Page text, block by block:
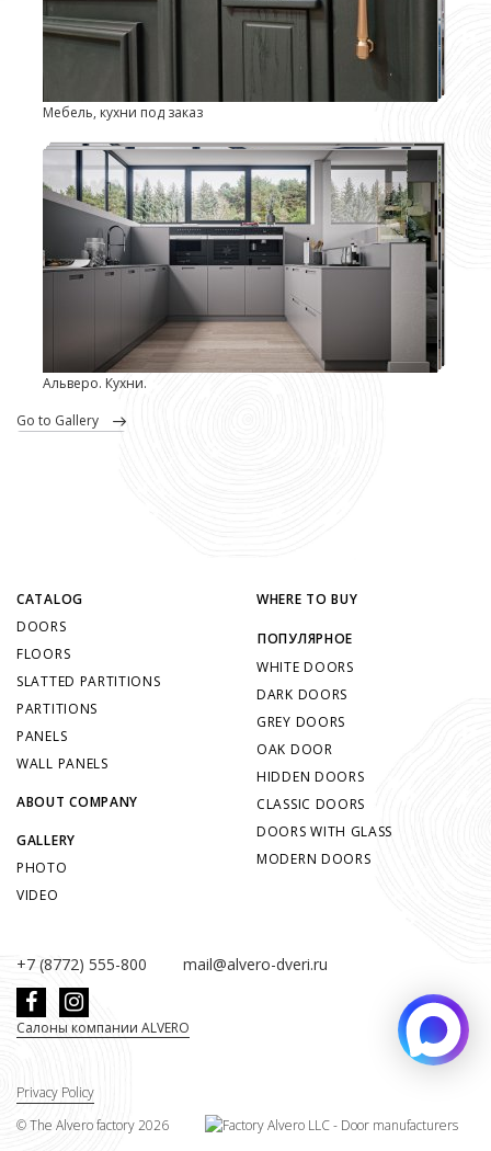
Мебель, кухни под заказ
Альверо. Кухни.
go to Gallery
+7 (8772) 555-800 mail@alvero-dveri.ru
Салоны компании ALVERO
CATALOG
DOORS
FLOORS
SLATTED PARTITIONS
PARTITIONS
PANELS
WALL PANELS
ABOUT COMPANY
GALLERY
PHOTO
VIDEO
WHERE TO BUY
ПОПУЛЯРНОЕ
WHITE DOORS
DARK DOORS
GREY DOORS
OAK DOOR
HIDDEN DOORS
CLASSIC DOORS
DOORS WITH GLASS
MODERN DOORS
©The Alvero factory2026
Privacy Policy